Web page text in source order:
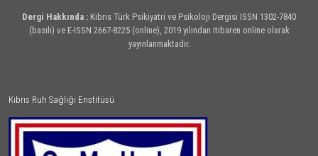
Dergi Hakkında : Kıbrıs Türk Psikiyatri ve Psikoloji Dergisi ISSN 1302-7840
(basılı) ve E-ISSN 2667-8225 (online), 2019 yılından itibaren online olarak
yayınlanmaktadır.
Kıbrıs Ruh Sağlığı Enstitüsü